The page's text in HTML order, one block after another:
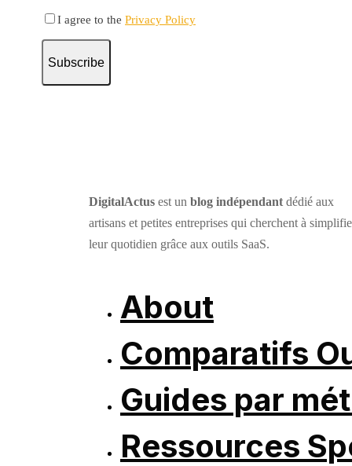
I agree to the Privacy Policy
Subscribe
DigitalActus est un blog indépendant dédié aux
artisans et petites entreprises qui cherchent à
leur quotidien grâce aux outils SaaS.
About
Comparatifs
Guides par
Ressources